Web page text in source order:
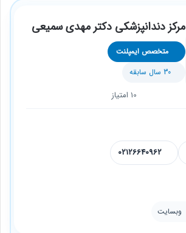
مرکز دندانپزشکی دکتر مهدی سمیعی
متخصص ایمپلنت
30 سال سابقه
10 امتیاز
02126640962
وبسایت